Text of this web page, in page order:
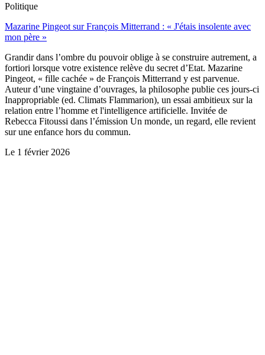
Politique
Mazarine Pingeot sur François Mitterrand : « J'étais insolente avec
mon père »
Grandir dans l’ombre du pouvoir oblige à se construire autrement, a
fortiori lorsque votre existence relève du secret d’Etat. Mazarine
Pingeot, « fille cachée » de François Mitterrand y est parvenue.
Auteur d’une vingtaine d’ouvrages, la philosophe publie ces jours-ci
Inappropriable (ed. Climats Flammarion), un essai ambitieux sur la
relation entre l’homme et l'intelligence artificielle. Invitée de
Rebecca Fitoussi dans l’émission Un monde, un regard, elle revient
sur une enfance hors du commun.
Le 1 février 2026